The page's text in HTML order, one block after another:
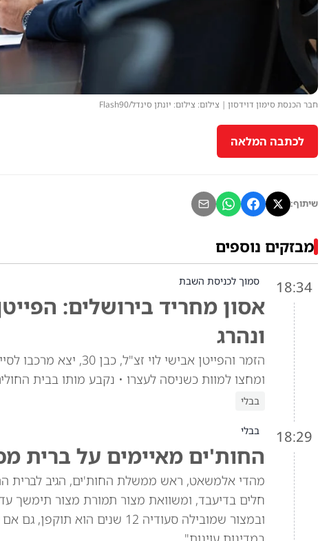
חבר הכנסת סימון דוידסון | צילום: צילום: יונתן סינדל/Flash90
לכתבה המלאה
שיתוף:
מבזקים נוספים
18:34 סמוך לכניסת השבת
אסון מחריד בירושלים:
ונהרג
הזמר והפייטן אבישי
ומחצו למוות כשניסה לעצרו • נקבע מותו בבית
בבלי
18:29 בבלי
החות'ים מאיימים על ברית
מהדי אלמשאט, ראש ממשלת החות'ים, הגיב לברית
חלים בדיעבד, ומשוואת מצור תמורת מצור
ובמצור שמובילה סעודיה 12